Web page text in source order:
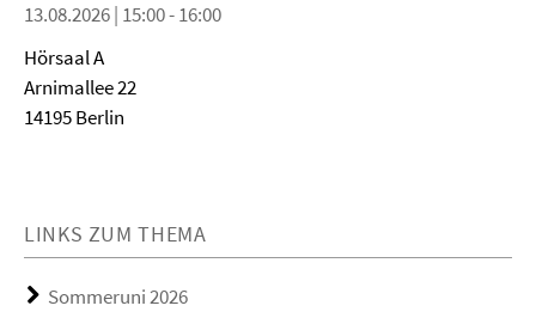
13.08.2026 | 15:00 - 16:00
Hörsaal A
Arnimallee 22
14195 Berlin
LINKS ZUM THEMA
Sommeruni 2026